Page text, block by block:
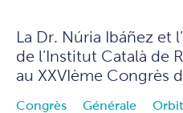
La Dr. Núria Ibáñez et
de l’Institut Català de
au XXVIème Congrès
Congrès Générale